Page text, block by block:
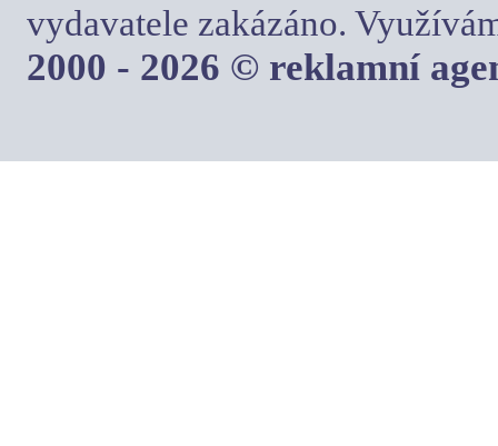
vydavatele zakázáno.
2000 - 2026 © reklamní